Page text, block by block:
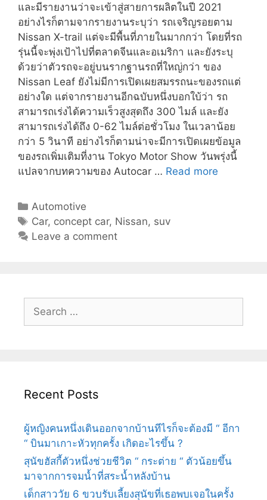
และมีรายงานว่าจะเข้าสู่สายการผลิตในปี 2021
อย่างไรก็ตามจากรายงานระบุว่า รถเจริญรอยตาม
Nissan X-trail แต่จะมีพื้นที่ภายในมากกว่า โดยที่รถ
รุ่นนี้จะพุ่งเป้าไปที่ตลาดจีนและอเมริกา และยังระบุ
ด้วยว่าตัวรถจะอยู่บนรากฐานรถที่ใหญ่กว่า ของ
Nissan Leaf ยังไม่มีการเปิดเผยสมรรถนะของรถแต่
อย่างใด แต่จากรายงานอีกฉบับหนึ่งบอกใบ้ว่า รถ
สามารถเร่งได้ความเร็วสูงสุดถึง 300 ไมล์ และยัง
สามารถเร่งได้ถึง 0-62 ไมล์ต่อชั่วโมง ในเวลาน้อย
กว่า 5 วินาที อย่างไรก็ตามน่าจะมีการเปิดเผยข้อมูล
ของรถเพิ่มเติมที่งาน Tokyo Motor Show วันพรุ่งนี้
แปลจากบทความของ Autocar … Read more
Categories
Automotive
Tags
Car, concept car, Nissan, suv
Leave a comment
for:
Recent Posts
ผู้หญิงคนหนึ่งเดินออกจากบ้านทีไรก็จะต้องมี “ อีกา
“ บินมาเกาะหัวทุกครั้ง เกิดอะไรขึ้น ?
สุนัขฮัสกี้ตัวหนึ่งช่วยชีวิต “ กระต่าย “ ตัวน้อยขึ้น
มาจากการจมน้ำที่สระน้ำหลังบ้าน
เด็กสาววัย 6 ขวบรับเลี้ยงสุนัขที่เธอพบเจอในครั้ง